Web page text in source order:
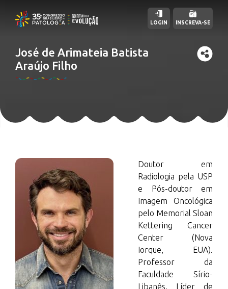
José de Arimateia Batista
Araújo Filho
LOGIN INSCREVA-SE
Doutor em
Radiologia pela USP
e Pós-doutor em
Imagem Oncológica
pelo Memorial Sloan
Kettering Cancer
Center (Nova
Iorque, EUA).
Professor da
Faculdade Sírio-
Libanês. Líder de